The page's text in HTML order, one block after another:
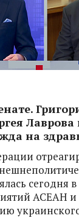
на
сегодня
АСЕАН